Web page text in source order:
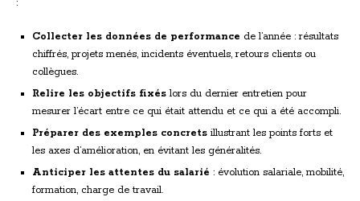
:
Collecter les données de performance de l’année : résultats
chiffrés, projets menés, incidents éventuels, retours clients ou
collègues.
Relire les objectifs fixés lors du dernier entretien pour
mesurer l’écart entre ce qui était attendu et ce qui a été accompli.
Préparer des exemples concrets illustrant les points forts et
les axes d’amélioration, en évitant les généralités.
Anticiper les attentes du salarié : évolution salariale, mobilité,
formation, charge de travail.